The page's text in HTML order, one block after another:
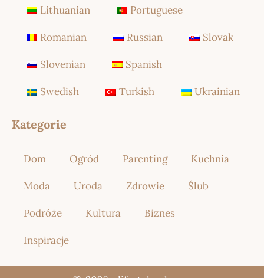
Lithuanian Portuguese
Romanian Russian Slovak
Slovenian Spanish
Swedish Turkish Ukrainian
Kategorie
Dom Ogród Parenting Kuchnia
Moda Uroda Zdrowie Ślub
Podróże Kultura Biznes
Inspiracje